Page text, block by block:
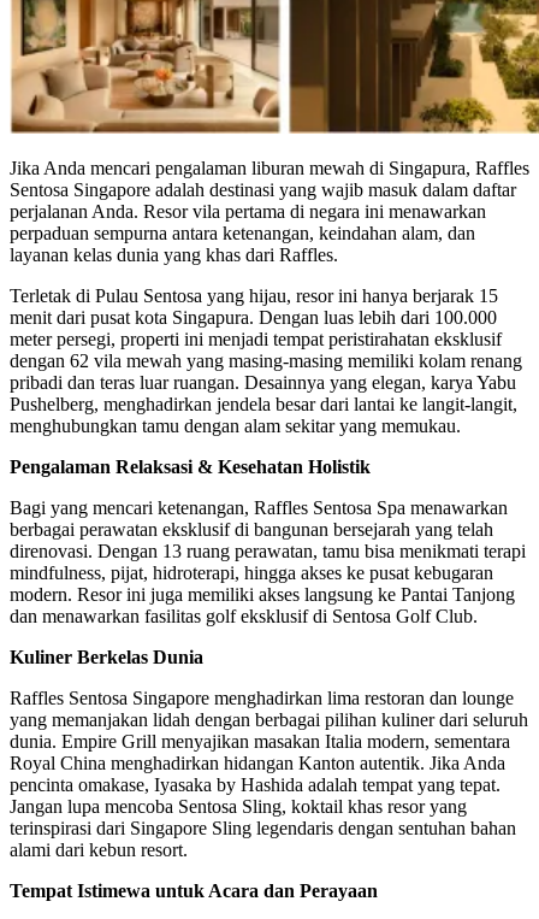
Jika Anda mencari pengalaman liburan mewah di Singapura, Raffles
Sentosa Singapore adalah destinasi yang wajib masuk dalam daftar
perjalanan Anda. Resor vila pertama di negara ini menawarkan
perpaduan sempurna antara ketenangan, keindahan alam, dan
layanan kelas dunia yang khas dari Raffles.
Terletak di Pulau Sentosa yang hijau, resor ini hanya berjarak 15
menit dari pusat kota Singapura. Dengan luas lebih dari 100.000
meter persegi, properti ini menjadi tempat peristirahatan eksklusif
dengan 62 vila mewah yang masing-masing memiliki kolam renang
pribadi dan teras luar ruangan. Desainnya yang elegan, karya Yabu
Pushelberg, menghadirkan jendela besar dari lantai ke langit-langit,
menghubungkan tamu dengan alam sekitar yang memukau.
Pengalaman Relaksasi & Kesehatan Holistik
Bagi yang mencari ketenangan, Raffles Sentosa Spa menawarkan
berbagai perawatan eksklusif di bangunan bersejarah yang telah
direnovasi. Dengan 13 ruang perawatan, tamu bisa menikmati terapi
mindfulness, pijat, hidroterapi, hingga akses ke pusat kebugaran
modern. Resor ini juga memiliki akses langsung ke Pantai Tanjong
dan menawarkan fasilitas golf eksklusif di Sentosa Golf Club.
Kuliner Berkelas Dunia
Raffles Sentosa Singapore menghadirkan lima restoran dan lounge
yang memanjakan lidah dengan berbagai pilihan kuliner dari seluruh
dunia. Empire Grill menyajikan masakan Italia modern, sementara
Royal China menghadirkan hidangan Kanton autentik. Jika Anda
pencinta omakase, Iyasaka by Hashida adalah tempat yang tepat.
Jangan lupa mencoba Sentosa Sling, koktail khas resor yang
terinspirasi dari Singapore Sling legendaris dengan sentuhan bahan
alami dari kebun resort.
Tempat Istimewa untuk Acara dan Perayaan